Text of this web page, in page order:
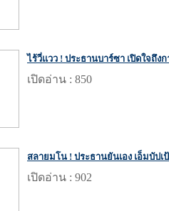
ไร้วี่แวว ! ประธานบาร์ซา เปิดใจถึ
เปิดอ่าน : 850
สลายมโน ! ประธานยันเอง เอ็มบัปเ
เปิดอ่าน : 902